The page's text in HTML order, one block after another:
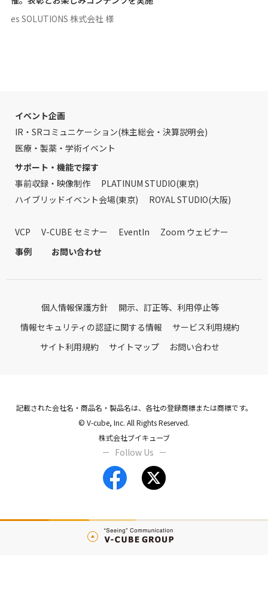
es SOLUTIONS 株式会社 様
イベント企画
IR・SRコミュニケーション(株主総会・決算説明会)
医療・製薬・学術イベント
サポート・機能で探す
事前収録・映像制作
PLATINUM STUDIO(東京)
ハイブリッドイベント会場(東京)
ROYAL STUDIO(大阪)
VCP V-CUBE セミナー EventIn
Zoom ウェビナー
事例
お問い合わせ
個人情報保護方針
開示、訂正等、利用停止等
情報セキュリティの認証に関する情報
サービス利用規約
サイト利用規約
サイトマップ お問い合わせ
記載された会社名・商品名・製品名は、各社の登録商標または商標です。
© V-cube, Inc. All Rights Reserved.
株式会社ブイキューブ
Follow Us